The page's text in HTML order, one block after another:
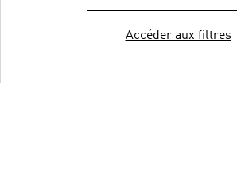
Accéder aux filtres